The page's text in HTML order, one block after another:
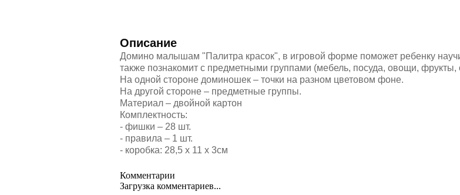
Описание
Домино малышам "Палитра красок", в игровой форме поможет ребенку
также познакомит с предметными группами (мебель, посуда, овощи, фрукты,
На одной стороне доминошек – точки на разном цветовом фоне.
На другой стороне – предметные группы.
Материал – двойной картон
Комплектность:
- фишки – 28 шт.
- правила – 1 шт.
- коробка: 28,5 х 11 х 3см
Комментарии
Загрузка комментариев...